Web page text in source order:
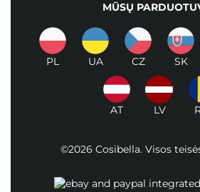
MŪSŲ
PL UA CZ SK
AT LV
©2026 Cosibella. Visos